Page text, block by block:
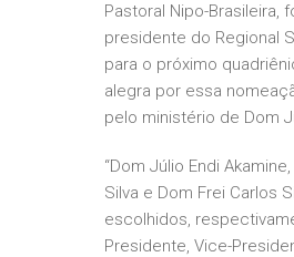
Pastoral Nipo-Brasileira,
presidente do Regional
para o próximo
alegra por essa
pelo ministério de Dom
“Dom Júlio Endi
Silva e Dom Frei Carlos
escolhidos,
Presidente, Vice-